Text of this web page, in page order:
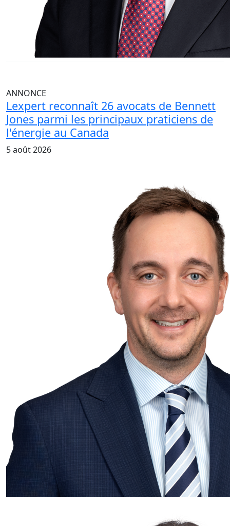
ANNONCE
Lexpert reconnaît 26 avocats de Bennett
Jones parmi les principaux praticiens de
l'énergie au Canada
5 août 2026